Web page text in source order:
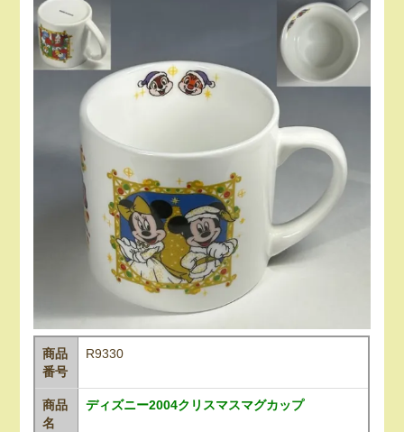
商品
番号
R9330
商品
名
ディズニー2004クリスマスマグカップ